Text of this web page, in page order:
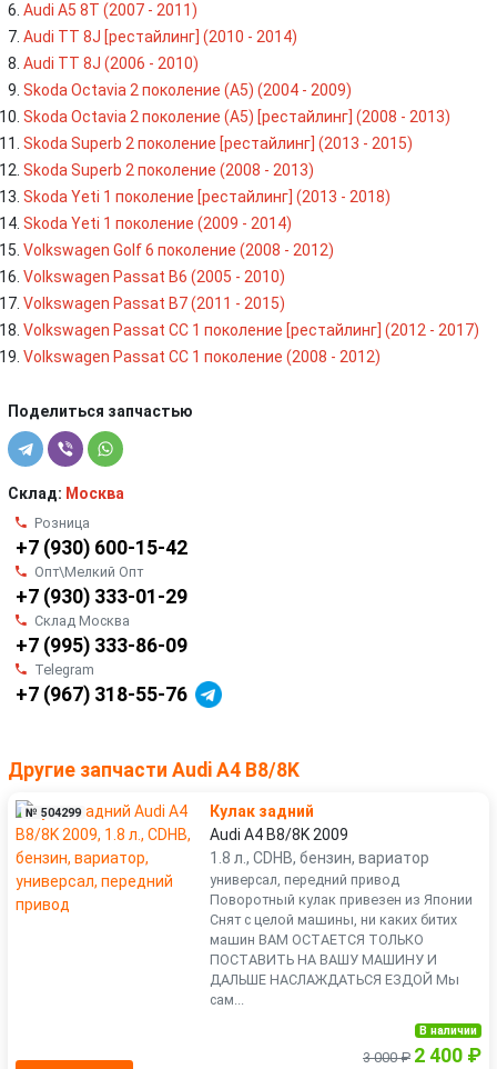
Audi A5 8T (2007 - 2011)
Audi TT 8J [рестайлинг] (2010 - 2014)
Audi TT 8J (2006 - 2010)
Skoda Octavia 2 поколение (A5) (2004 - 2009)
Skoda Octavia 2 поколение (A5) [рестайлинг] (2008 - 2013)
Skoda Superb 2 поколение [рестайлинг] (2013 - 2015)
Skoda Superb 2 поколение (2008 - 2013)
Skoda Yeti 1 поколение [рестайлинг] (2013 - 2018)
Skoda Yeti 1 поколение (2009 - 2014)
Volkswagen Golf 6 поколение (2008 - 2012)
Volkswagen Passat B6 (2005 - 2010)
Volkswagen Passat B7 (2011 - 2015)
Volkswagen Passat CC 1 поколение [рестайлинг] (2012 - 2017)
Volkswagen Passat CC 1 поколение (2008 - 2012)
Поделиться запчастью
Склад: Москва
Розница
+7 (930) 600-15-42
Опт\Мелкий Опт
+7 (930) 333-01-29
Склад Москва
+7 (995) 333-86-09
Telegram
+7 (967) 318-55-76
Другие запчасти Audi A4 B8/8K
№ 504299
Кулак задний
Audi A4 B8/8K 2009
1.8 л., CDHB, бензин, вариатор
универсал, передний привод
Поворотный кулак привезен из Японии
Снят с целой машины, ни каких битих
машин ВАМ ОСТАЕТСЯ ТОЛЬКО
ПОСТАВИТЬ НА ВАШУ МАШИНУ И
ДАЛЬШЕ НАСЛАЖДАТЬСЯ ЕЗДОЙ Мы
сам...
В наличии
3 000 ₽ 2 400 ₽